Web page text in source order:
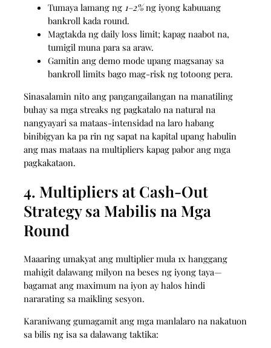
Tumaya lamang ng 1–2%ng iyong kabuuang
bankroll kada round.
Magtakda ng daily loss limit; kapag naabot na,
tumigil muna para sa araw.
Gamitin ang demo mode upang magsanay sa
bankroll limits bago mag-risk ng totoong pera.
Sinasalamin nito ang pangangailangan na manatiling
buhay sa mga streaks ng pagkatalo na natural na
nangyayari sa mataas‑intensidad na laro habang
binibigyan ka pa rin ng sapat na kapital upang habulin
ang mas mataas na multipliers kapag pabor ang mga
pagkakataon.
4. Multipliers at Cash‑Out
Strategy sa Mabilis na Mga
Round
Maaaring umakyat ang multiplier mula 1x hanggang
mahigit dalawang milyon na beses ng iyong taya—
bagamat ang maximum na iyon ay halos hindi
nararating sa maikling sesyon.
Karaniwang gumagamit ang mga manlalaro na nakatuon
sa bilis ng isa sa dalawang taktika: